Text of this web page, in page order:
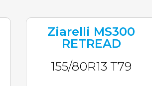
Ziarelli MS300
RETREAD
155/80R13 T79